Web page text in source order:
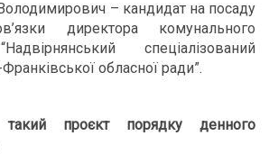
– кандидат на посаду
директора комунального
спеціалізований
обласної ради”.
такий проєкт порядку денного